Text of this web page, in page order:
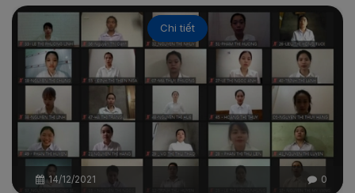
14/12/2021 0
Chi tiết